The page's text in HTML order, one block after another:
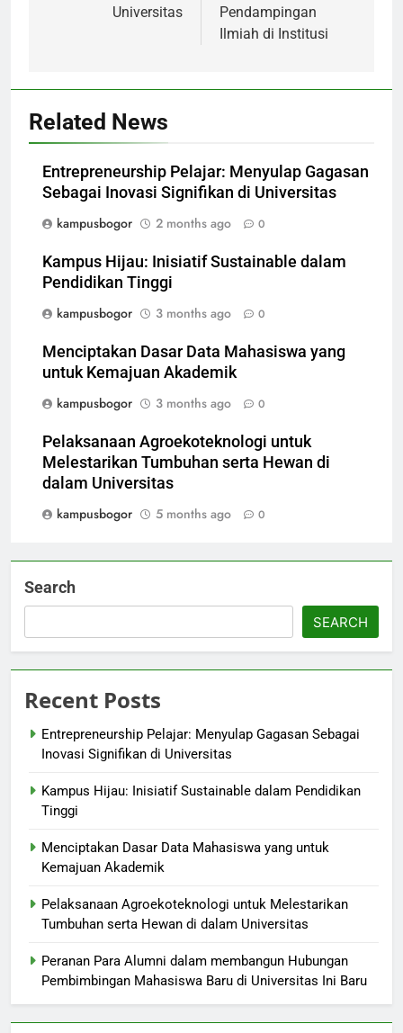
Universitas
Pendampingan
Ilmiah di Institusi
Related News
Entrepreneurship Pelajar: Menyulap Gagasan
Sebagai Inovasi Signifikan di Universitas
kampusbogor
2 months ago 0
Kampus Hijau: Inisiatif Sustainable dalam
Pendidikan Tinggi
kampusbogor
3 months ago 0
Menciptakan Dasar Data Mahasiswa yang
untuk Kemajuan Akademik
kampusbogor
3 months ago 0
Pelaksanaan Agroekoteknologi untuk
Melestarikan Tumbuhan serta Hewan di
dalam Universitas
kampusbogor
5 months ago 0
Search
SEARCH
Recent Posts
Entrepreneurship Pelajar: Menyulap Gagasan Sebagai
Inovasi Signifikan di Universitas
Kampus Hijau: Inisiatif Sustainable dalam Pendidikan
Tinggi
Menciptakan Dasar Data Mahasiswa yang untuk
Kemajuan Akademik
Pelaksanaan Agroekoteknologi untuk Melestarikan
Tumbuhan serta Hewan di dalam Universitas
Peranan Para Alumni dalam membangun Hubungan
Pembimbingan Mahasiswa Baru di Universitas Ini Baru